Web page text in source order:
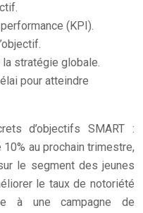
(KPI).
la stratégie globale.
pour atteindre
d’objectifs SMART :
au prochain trimestre,
le segment des jeunes
le taux de notoriété
à une campagne de